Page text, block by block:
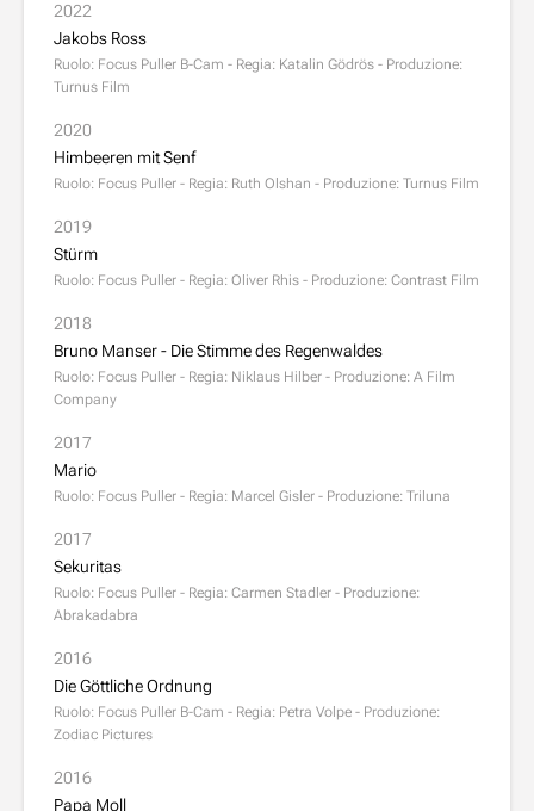
2022
Jakobs Ross
Ruolo: Focus Puller B-Cam - Regia: Katalin Gödrös - Produzione:
Turnus Film
2020
Himbeeren mit Senf
Ruolo: Focus Puller - Regia: Ruth Olshan - Produzione: Turnus Film
2019
Stürm
Ruolo: Focus Puller - Regia: Oliver Rhis - Produzione: Contrast Film
2018
Bruno Manser - Die Stimme des Regenwaldes
Ruolo: Focus Puller - Regia: Niklaus Hilber - Produzione: A Film
Company
2017
Mario
Ruolo: Focus Puller - Regia: Marcel Gisler - Produzione: Triluna
2017
Sekuritas
Ruolo: Focus Puller - Regia: Carmen Stadler - Produzione:
Abrakadabra
2016
Die Göttliche Ordnung
Ruolo: Focus Puller B-Cam - Regia: Petra Volpe - Produzione:
Zodiac Pictures
2016
Papa Moll